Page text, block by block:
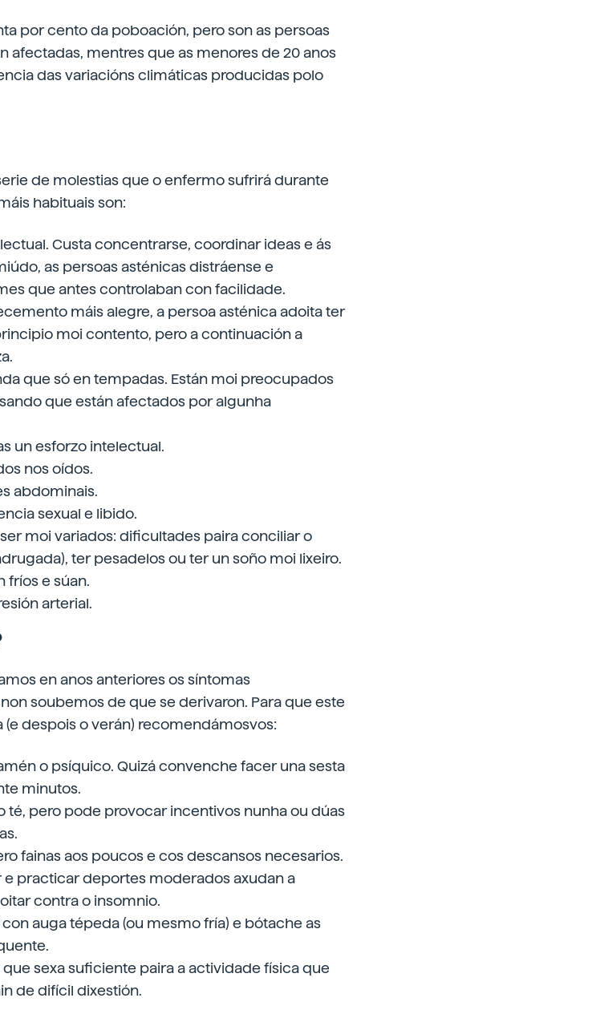
por cento da poboación, pero son as persoas
afectadas, mentres que as menores de 20 anos
das variacións climáticas producidas polo
de molestias que o enfermo sufrirá durante
habituais son:
Custa concentrarse, coordinar ideas e ás
as persoas asténicas distráense e
que antes controlaban con facilidade.
máis alegre, a persoa asténica adoita ter
moi contento, pero a continuación a
que só en tempadas. Están moi preocupados
que están afectados por algunha
un esforzo intelectual.
nos oídos.
abdominais.
sexual e libido.
moi variados: dificultades paira conciliar o
ter pesadelos ou ter un soño moi lixeiro.
fríos e súan.
arterial.
en anos anteriores os síntomas
soubemos de que se derivaron. Para que este
despois o verán) recomendámosvos:
o psíquico. Quizá convenche facer una sesta
minutos.
té, pero pode provocar incentivos nunha ou dúas
fainas aos poucos e cos descansos necesarios.
e practicar deportes moderados axudan a
contra o insomnio.
auga tépeda (ou mesmo fría) e bótache as
sexa suficiente paira a actividade física que
de difícil dixestión.